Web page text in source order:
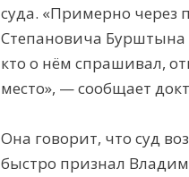
суда. «Примерно через
Степановича Бурштына
кто о нём спрашивал,
место», — сообщает
Она говорит, что суд
быстро признал